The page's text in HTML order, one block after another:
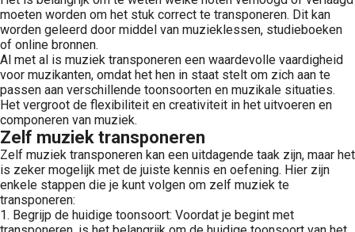
moeten worden om het stuk correct te transponeren. Dit kan
worden geleerd door middel van muzieklessen, studieboeken
of online bronnen.
Al met al is muziek transponeren een waardevolle vaardigheid
voor muzikanten, omdat het hen in staat stelt om zich aan te
passen aan verschillende toonsoorten en muzikale situaties.
Het vergroot de flexibiliteit en creativiteit in het uitvoeren en
componeren van muziek.
Zelf muziek transponeren
Zelf muziek transponeren kan een uitdagende taak zijn, maar het
is zeker mogelijk met de juiste kennis en oefening. Hier zijn
enkele stappen die je kunt volgen om zelf muziek te
transponeren:
1. Begrijp de huidige toonsoort: Voordat je begint met